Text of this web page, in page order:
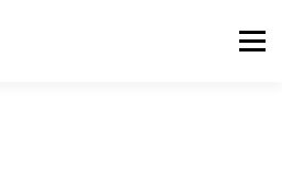
Menü